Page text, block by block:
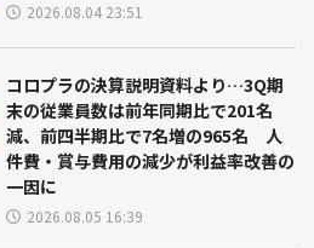
2026.08.04 23:51
コロプラの決算説明資料より…3Q期
末の従業員数は前年同期比で201名
減、前四半期比で7名増の965名 人
件費・賞与費用の減少が利益率改善の
一因に
2026.08.05 16:39